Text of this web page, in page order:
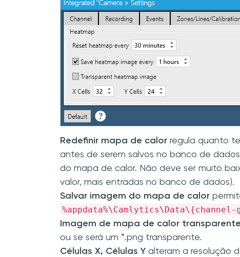
Redefinir mapa de calor regula quanto
antes de serem salvos no banco de
do mapa de calor. Não deve ser muito
valor, mais entradas no banco de dados).
Salvar imagem do mapa de calor
%appdata%\Camlytics\Data\{channel-
Imagem de mapa de calor transparente
ou se será um *.png transparente.
Células X, Células Y alteram a resolução